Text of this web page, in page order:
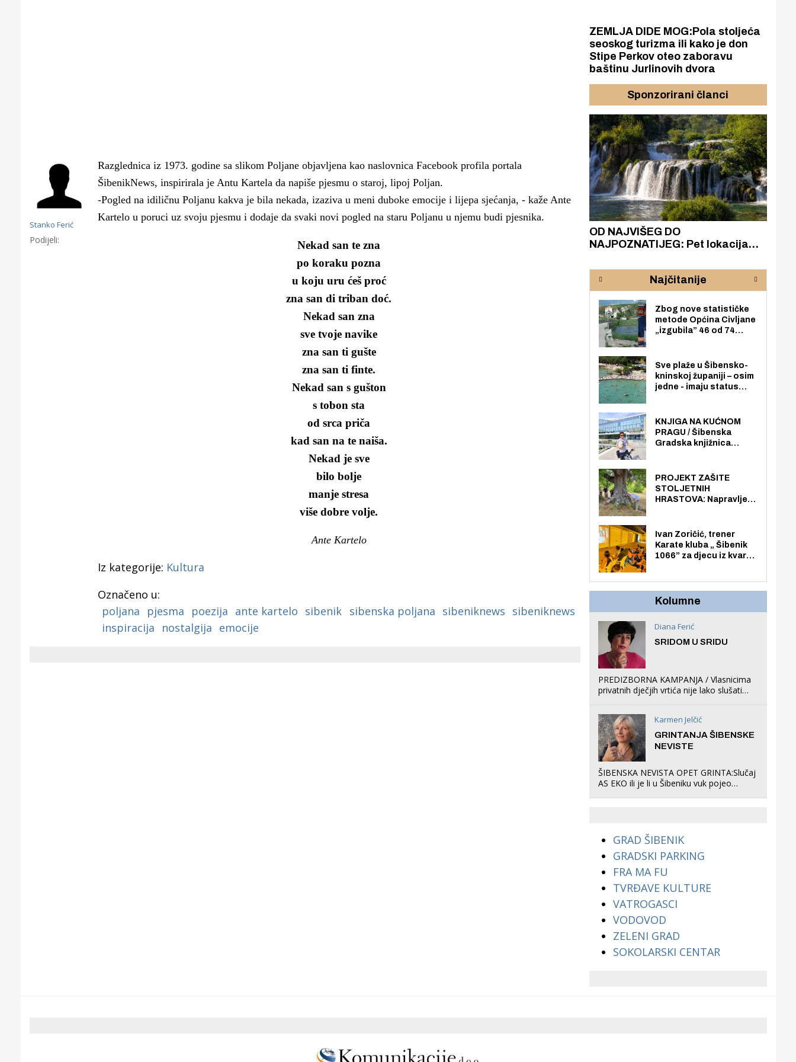
Stanko Ferić
Podijeli:
Razglednica iz 1973. godine sa slikom Poljane objavljena kao naslovnica Facebook profila portala
ŠibenikNews, inspirirala je Antu Kartela da napiše pjesmu o staroj, lipoj Poljan.
-Pogled na idiličnu Poljanu kakva je bila nekada, izaziva u meni duboke emocije i lijepa sjećanja, - kaže Ante
Kartelo u poruci uz svoju pjesmu i dodaje da svaki novi pogled na staru Poljanu u njemu budi pjesnika.
Nekad san te zna
po koraku pozna
u koju uru ćeš proć
zna san di triban doć.
Nekad san zna
sve tvoje navike
zna san ti gušte
zna san ti finte.
Nekad san s gušton
s tobon sta
od srca priča
kad san na te naiša.
Nekad je sve
bilo bolje
manje stresa
više dobre volje.
Ante Kartelo
Iz kategorije: Kultura
Označeno u:
poljana
pjesma poezija ante kartelo sibenik sibenska poljana sibeniknews sibeniknews
inspiracija
nostalgija emocije
ZEMLJA DIDE MOG:Pola stoljeća
seoskog turizma ili kako je don
Stipe Perkov oteo zaboravu
baštinu Jurlinovih dvora
Sponzorirani članci
Otkrijte hostel Titius u
OD NAJVIŠEG DO
NAJPOZNATIJEG: Pet lokacija
rijeke Krke
Najčitanije
Zbog nove statističke
metode Općina Civljane
„izgubila” 46 od 74
nego radno sposobnih
osoba među svojih 170
stanovnika.
Sve plaže u Šibensko-
kninskoj županiji – osim
jedne - imaju status
općoj upotrebi. Pristup
je slobodan i besplatan
za sve građane i
KNJIGA NA KUĆNOM
PRAGU / Šibenska
Gradska knjižnica
knjiga na kućnu adresu
električnim biciklom.
PROJEKT ZAŠITE
STOLJETNIH
HRASTOVA: Napravljen
Zmajevac
Ivan Zoričić, trener
Karate kluba „ Šibenik
1066” za djecu iz kvarta
organizirao dječje
Kolumne
Diana Ferić
SRIDOM U SRIDU
PREDIZBORNA KAMPANJA / Vlasnicima
privatnih dječjih vrtića nije lako slušati
što oni rade u Šibeniku ne postoji
Karmen Jelčić
GRINTANJA ŠIBENSKE
NEVISTE
ŠIBENSKA NEVISTA OPET GRINTA:Slučaj
AS EKO ili je li u Šibeniku vuk pojeo
GRAD ŠIBENIK
GRADSKI PARKING
FRA MA FU
TVRĐAVE KULTURE
VATROGASCI
VODOVOD
ZELENI GRAD
SOKOLARSKI CENTAR